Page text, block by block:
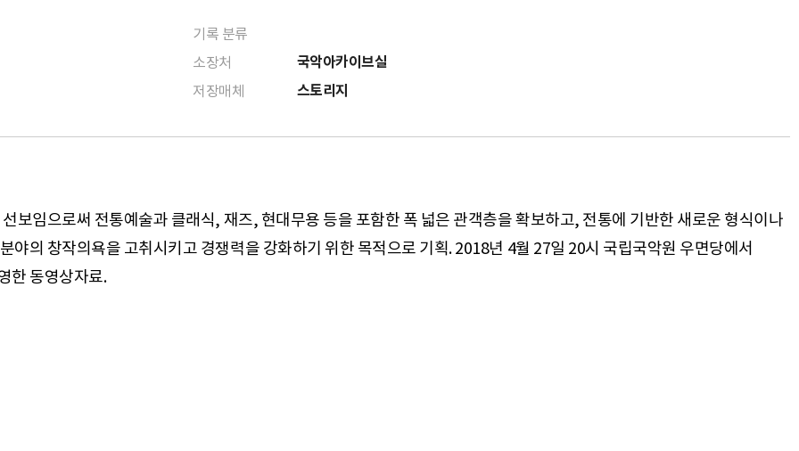
기록 분류
소장처
국악아카이브실
저장매체 스토리지
보임으로써 전통예술과 클래식, 재즈, 현대무용 등을 포함한 폭 넓은 관객층을 확보하고, 전통에 기반한 새로운 형식이나
야의 창작의욕을 고취시키고 경쟁력을 강화하기 위한 목적으로 기획. 2018년 4월 27일 20시 국립국악원 우면당에서
한 동영상자료.